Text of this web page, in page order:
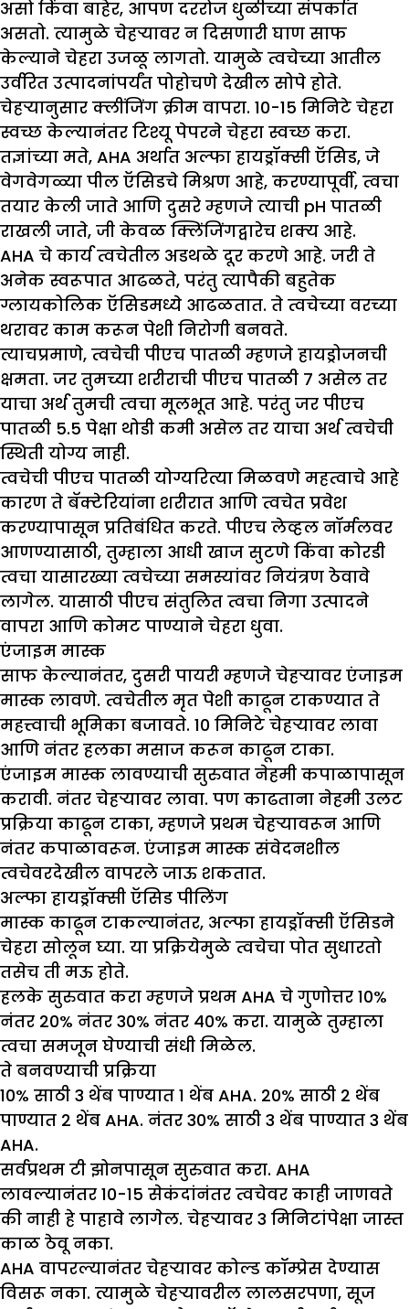
असो किंवा बाहेर, आपण दररोज धुळीच्या संपर्कात
असतो. त्यामुळे चेहऱ्यावर न दिसणारी घाण साफ
केल्याने चेहरा उजळू लागतो. यामुळे त्वचेच्या आतील
उर्वरित उत्पादनांपर्यंत पोहोचणे देखील सोपे होते.
चेहऱ्यानुसार क्लींजिंग क्रीम वापरा. 10-15 मिनिटे चेहरा
स्वच्छ केल्यानंतर टिश्यू पेपरने चेहरा स्वच्छ करा.
तज्ञांच्या मते, AHA अर्थात अल्फा हायड्रॉक्सी ऍसिड, जे
वेगवेगळ्या पील ऍसिडचे मिश्रण आहे, करण्यापूर्वी, त्वचा
तयार केली जाते आणि दुसरे म्हणजे त्याची pH पातळी
राखली जाते, जी केवळ क्लिंजिंगद्वारेच शक्य आहे.
AHA चे कार्य त्वचेतील अडथळे दूर करणे आहे. जरी ते
अनेक स्वरूपात आढळते, परंतु त्यापैकी बहुतेक
ग्लायकोलिक ऍसिडमध्ये आढळतात. ते त्वचेच्या वरच्या
थरावर काम करून पेशी निरोगी बनवते.
त्याचप्रमाणे, त्वचेची पीएच पातळी म्हणजे हायड्रोजनची
क्षमता. जर तुमच्या शरीराची पीएच पातळी 7 असेल तर
याचा अर्थ तुमची त्वचा मूलभूत आहे. परंतु जर पीएच
पातळी 5.5 पेक्षा थोडी कमी असेल तर याचा अर्थ त्वचेची
स्थिती योग्य नाही.
त्वचेची पीएच पातळी योग्यरित्या मिळवणे महत्वाचे आहे
कारण ते बॅक्टेरियांना शरीरात आणि त्वचेत प्रवेश
करण्यापासून प्रतिबंधित करते. पीएच लेव्हल नॉर्मलवर
आणण्यासाठी, तुम्हाला आधी खाज सुटणे किंवा कोरडी
त्वचा यासारख्या त्वचेच्या समस्यांवर नियंत्रण ठेवावे
लागेल. यासाठी पीएच संतुलित त्वचा निगा उत्पादने
वापरा आणि कोमट पाण्याने चेहरा धुवा.
एंजाइम मास्क
साफ केल्यानंतर, दुसरी पायरी म्हणजे चेहऱ्यावर एंजाइम
मास्क लावणे. त्वचेतील मृत पेशी काढून टाकण्यात ते
महत्त्वाची भूमिका बजावते. 10 मिनिटे चेहऱ्यावर लावा
आणि नंतर हलका मसाज करून काढून टाका.
एंजाइम मास्क लावण्याची सुरुवात नेहमी कपाळापासून
करावी. नंतर चेहऱ्यावर लावा. पण काढताना नेहमी उलट
प्रक्रिया काढून टाका, म्हणजे प्रथम चेहऱ्यावरून आणि
नंतर कपाळावरून. एंजाइम मास्क संवेदनशील
त्वचेवरदेखील वापरले जाऊ शकतात.
अल्फा हायड्रॉक्सी ऍसिड पीलिंग
मास्क काढून टाकल्यानंतर, अल्फा हायड्रॉक्सी ऍसिडने
चेहरा सोलून घ्या. या प्रक्रियेमुळे त्वचेचा पोत सुधारतो
तसेच ती मऊ होते.
हलके सुरुवात करा म्हणजे प्रथम AHA चे गुणोत्तर 10%
नंतर 20% नंतर 30% नंतर 40% करा. यामुळे तुम्हाला
त्वचा समजून घेण्याची संधी मिळेल.
ते बनवण्याची प्रक्रिया
10% साठी 3 थेंब पाण्यात 1 थेंब AHA. 20% साठी 2 थेंब
पाण्यात 2 थेंब AHA. नंतर 30% साठी 3 थेंब पाण्यात 3 थेंब
AHA.
सर्वप्रथम टी झोनपासून सुरुवात करा. AHA
लावल्यानंतर 10-15 सेकंदांनंतर त्वचेवर काही जाणवते
की नाही हे पाहावे लागेल. चेहऱ्यावर 3 मिनिटांपेक्षा जास्त
काळ ठेवू नका.
AHA वापरल्यानंतर चेहऱ्यावर कोल्ड कॉम्प्रेस देण्यास
विसरू नका. त्यामुळे चेहऱ्यावरील लालसरपणा, सूज